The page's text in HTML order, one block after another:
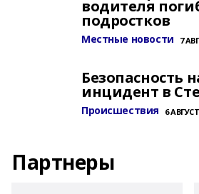
водителя
подростков
Местные новости 7
Безопасность
инцидент в
Происшествия 6
Партнеры